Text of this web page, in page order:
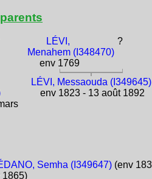
LÉVI,
Menahem (I348470)
env 1769
?
LÉVI, Messaouda (I349645)
env 1823 - 13 août 1892
Semha (I349647)(env
1865)